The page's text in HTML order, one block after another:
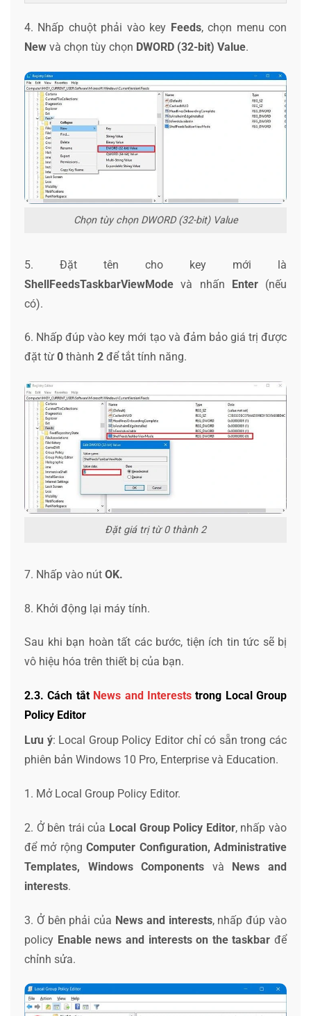
4. Nhấp chuột phải vào key Feeds, chọn menu con
New và chọn tùy chọn DWORD (32-bit) Value.
Chọn tùy chọn DWORD (32-bit) Value
5. Đặt tên cho key mới là
ShellFeedsTaskbarViewMode và nhấn Enter(nếu
có).
6. Nhấp đúp vào key mới tạo và đảm bảo giá trị được
đặt từ 0 thành 2 để tắt tính năng.
Đặt giá trị từ 0 thành 2
7. Nhấp vào nút OK.
8. Khởi động lại máy tính.
Sau khi bạn hoàn tất các bước, tiện ích tin tức sẽ bị
vô hiệu hóa trên thiết bị của bạn.
2.3. Cách tắt News and Intereststrong Local Group
Policy Editor
Lưu ý: Local Group Policy Editor chỉ có sẵn trong các
phiên bản Windows 10 Pro, Enterprise và Education.
1. Mở Local Group Policy Editor.
2. Ở bên trái của Local Group Policy Editor, nhấp vào
để mở rộngComputer Configuration,Administrative
Templates, Windows Components và News and
interests.
3. Ở bên phải của News and interests, nhấp đúp vào
policy Enable news and interests on the taskbar để
chỉnh sửa.